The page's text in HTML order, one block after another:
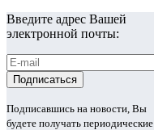
Введите адрес Вашей
электронной почты:
Подписавшись на новости, Вы
будете получать периодические